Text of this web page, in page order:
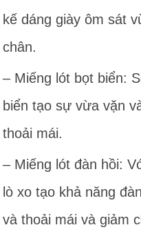
kế dáng giày ôm sát
chân.
– Miếng lót bọt biển:
biển tạo sự vừa vặn
thoải mái.
– Miếng lót đàn hồi:
lò xo tạo khả năng
và thoải mái và giảm